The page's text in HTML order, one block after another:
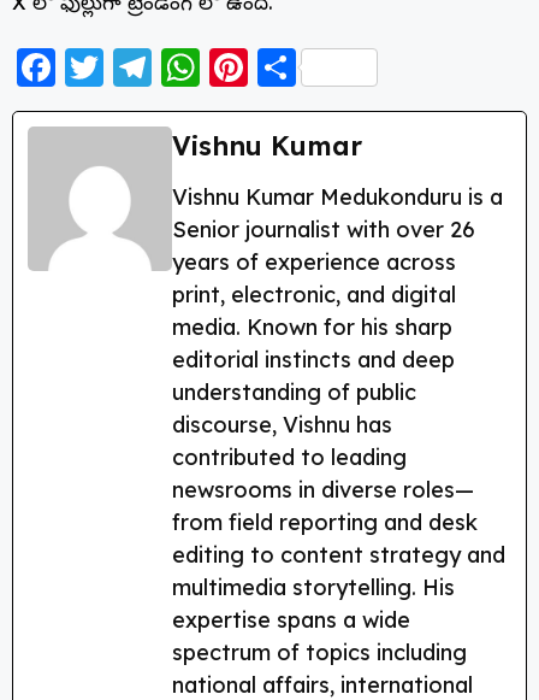
F
a
e
b
o
T
w
er
T
el
e
g
ra
m
W
h
a
ts
A
p
p
Pi
nt
er
e
st
S
h
a
re
Vishnu Kumar
Vishnu Kumar Medukonduru is a
Senior journalist with over 26
years of experience across
print, electronic, and digital
media. Known for his sharp
editorial instincts and deep
understanding of public
discourse, Vishnu has
contributed to leading
newsrooms in diverse roles—
from field reporting and desk
editing to content strategy and
multimedia storytelling. His
expertise spans a wide
spectrum of topics including
national affairs, international